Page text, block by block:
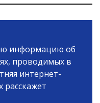
информацию об
проводимых в
интернет-
расскажет